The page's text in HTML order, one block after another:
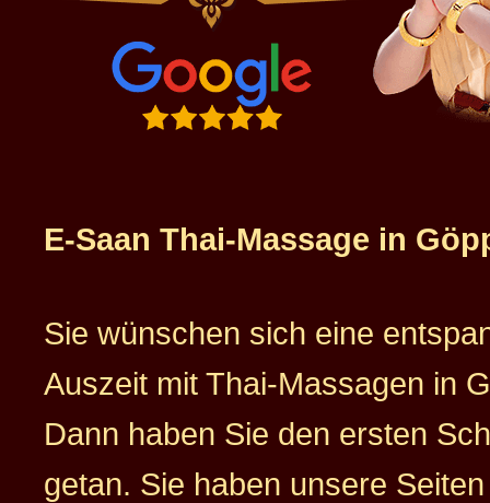
E-Saan Thai-Massage in
Sie wünschen sich eine
Auszeit mit Thai-Massagen in
Dann haben Sie den ersten
getan. Sie haben unsere